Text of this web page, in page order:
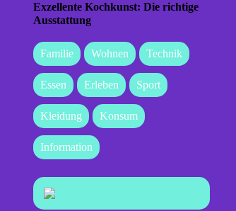
Exzellente Kochkunst: Die richtige
Ausstattung
Familie Wohnen Technik
Essen Erleben Sport
Kleidung Konsum
Information